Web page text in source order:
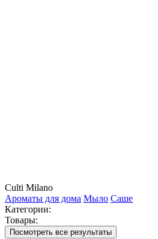
Culti Milano
Ароматы для дома Мыло Саше
Категории:
Товары:
Посмотреть все результаты